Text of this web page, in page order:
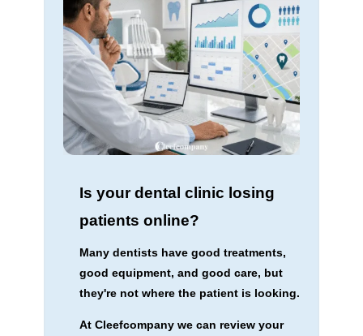
Is your dental clinic losing
patients online?
Many dentists have good treatments,
good equipment, and good care, but
they're not where the patient is looking.
At Cleefcompany we can review your